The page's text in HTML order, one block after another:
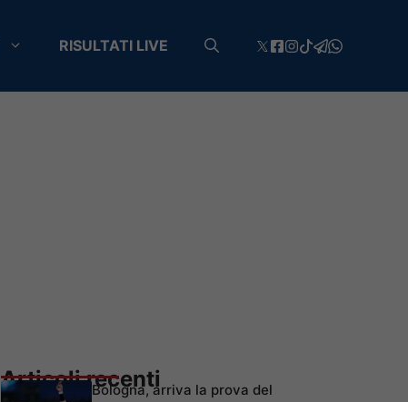
RISULTATI LIVE
Articoli recentiBologna, arriva la prova del